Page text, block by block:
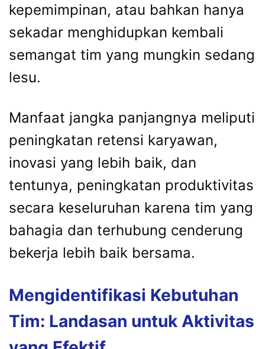
kepemimpinan, atau bahkan hanya
sekadar menghidupkan kembali
semangat tim yang mungkin sedang
lesu.
Manfaat jangka panjangnya meliputi
peningkatan retensi karyawan,
inovasi yang lebih baik, dan
tentunya, peningkatan produktivitas
secara keseluruhan karena tim yang
bahagia dan terhubung cenderung
bekerja lebih baik bersama.
Mengidentifikasi Kebutuhan
Tim: Landasan untuk Aktivitas